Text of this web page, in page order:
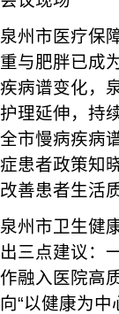
泉州市医疗保
重与肥胖已成
疾病谱变化，
护理延伸，持
全市慢病疾病
症患者政策知
改善患者生活
泉州市卫生健
出三点建议：
作融入医院高
向“以健康为